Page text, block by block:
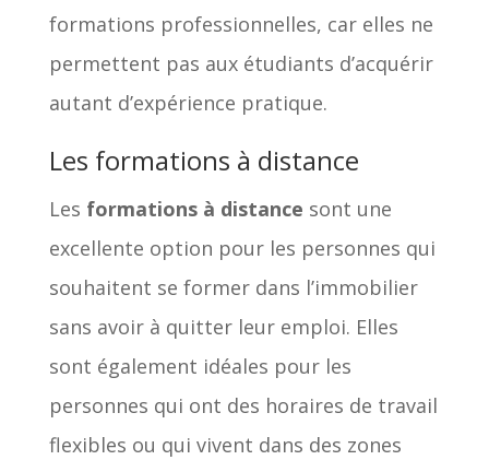
formations professionnelles, car elles ne
permettent pas aux étudiants d’acquérir
autant d’expérience pratique.
Les formations à distance
Les formations à distance sont une
excellente option pour les personnes qui
souhaitent se former dans l’immobilier
sans avoir à quitter leur emploi. Elles
sont également idéales pour les
personnes qui ont des horaires de travail
flexibles ou qui vivent dans des zones